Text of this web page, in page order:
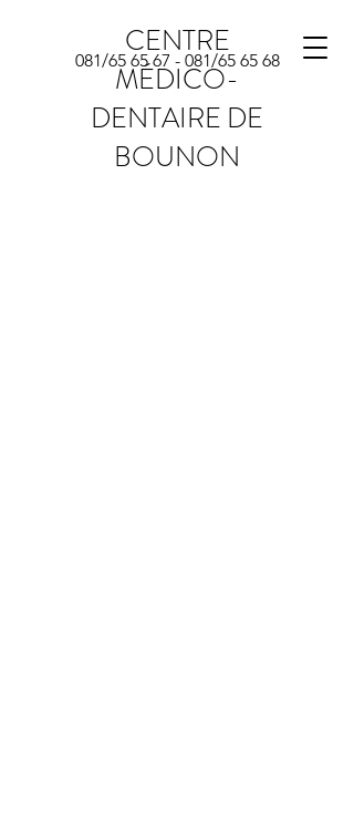
081/65 65 67 - 081/65 65 68
CENTRE
MÉDICO-
DENTAIRE DE
BOUNON